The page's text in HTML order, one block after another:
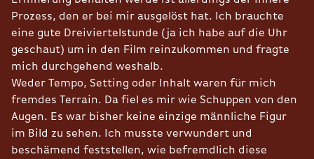
Prozess, den er bei mir ausgelöst hat. Ich brauchte
eine gute Dreiviertelstunde (ja ich habe auf die Uhr
geschaut) um in den Film reinzukommen und fragte
mich durchgehend weshalb.
Weder Tempo, Setting oder Inhalt waren für mich
fremdes Terrain. Da fiel es mir wie Schuppen von den
Augen. Es war bisher keine einzige männliche Figur
im Bild zu sehen. Ich musste verwundert und
beschämend feststellen, wie befremdlich diese